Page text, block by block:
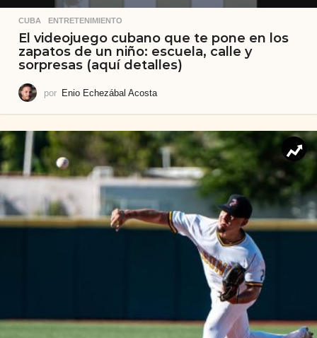
CUBA ,ENTRETENIMIENTO
El videojuego cubano que te pone en los
zapatos de un niño: escuela, calle y
sorpresas (aquí detalles)
por Enio Echezábal Acosta